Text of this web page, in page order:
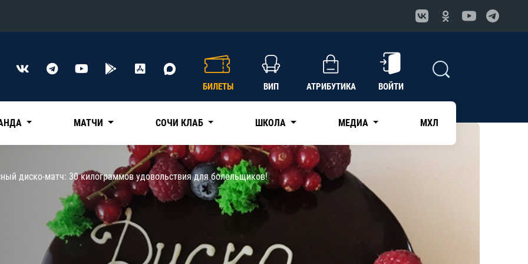
Конференция «Восток»
Трактор
Дивизион Чернышева
Авангард
Адмирал
КХЛ
БИЛЕТЫ ВИП АТРИБУТИКА ВОЙТИ
МАТЧИ СОЧИ КЛАБ ШКОЛА МЕДИА МХЛ
диско-матч: 30 килограммов удовольствия для болельщиков!